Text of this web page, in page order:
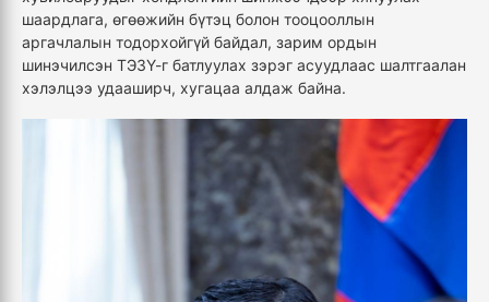
шаардлага, өгөөжийн бүтэц болон тооцооллын
аргачлалын тодорхойгүй байдал, зарим ордын
шинэчилсэн ТЭЗҮ-г батлуулах зэрэг асуудлаас шалтгаалан
хэлэлцээ удааширч, хугацаа алдаж байна.